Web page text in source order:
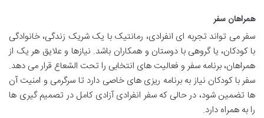
همراهان سفر
سفر می تواند تجربه ای انفرادی، رمانتیک با یک شریک زندگی، خانوادگی
با کودکان، یا گروهی با دوستان و همکاران باشد. نیازها و علایق هر یک از
همراهان، برنامه سفر و فعالیت های انتخابی را تحت الشعاع قرار می دهد.
سفر با کودکان نیاز به برنامه ریزی های خاصی دارد تا سرگرمی و امنیت آن
ها تضمین شود، در حالی که سفر انفرادی آزادی کامل در تصمیم گیری ها
را به همراه دارد.